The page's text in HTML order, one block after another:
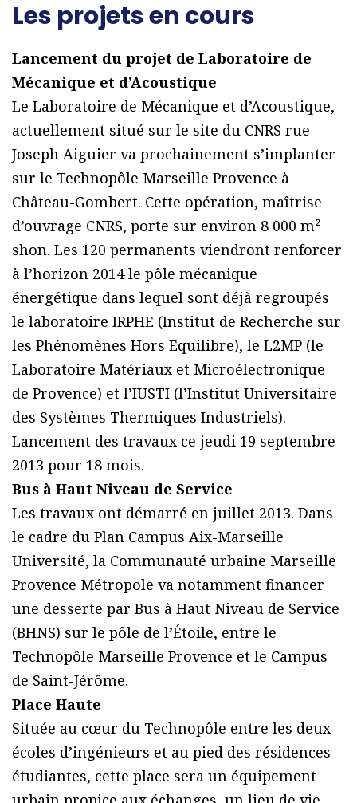
Les projets en cours
Lancement du projet de Laboratoire de
Mécanique et d’Acoustique
Le Laboratoire de Mécanique et d’Acoustique,
actuellement situé sur le site du CNRS rue
Joseph Aiguier va prochainement s’implanter
sur le Technopôle Marseille Provence à
Château-Gombert. Cette opération, maîtrise
d’ouvrage CNRS, porte sur environ 8 000 m²
shon. Les 120 permanents viendront renforcer
à l’horizon 2014 le pôle mécanique
énergétique dans lequel sont déjà regroupés
le laboratoire IRPHE (Institut de Recherche sur
les Phénomènes Hors Equilibre), le L2MP (le
Laboratoire Matériaux et Microélectronique
de Provence) et l’IUSTI (l’Institut Universitaire
des Systèmes Thermiques Industriels).
Lancement des travaux ce jeudi 19 septembre
2013 pour 18 mois.
Bus à Haut Niveau de Service
Les travaux ont démarré en juillet 2013. Dans
le cadre du Plan Campus Aix-Marseille
Université, la Communauté urbaine Marseille
Provence Métropole va notamment financer
une desserte par Bus à Haut Niveau de Service
(BHNS) sur le pôle de l’Étoile, entre le
Technopôle Marseille Provence et le Campus
de Saint-Jérôme.
Place Haute
Située au cœur du Technopôle entre les deux
écoles d’ingénieurs et au pied des résidences
étudiantes, cette place sera un équipement